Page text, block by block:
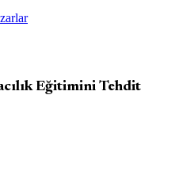
Eğitimini Tehdit